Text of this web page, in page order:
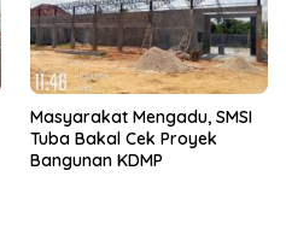
Masyarakat Mengadu, SMSI
Tuba Bakal Cek Proyek
Bangunan KDMP